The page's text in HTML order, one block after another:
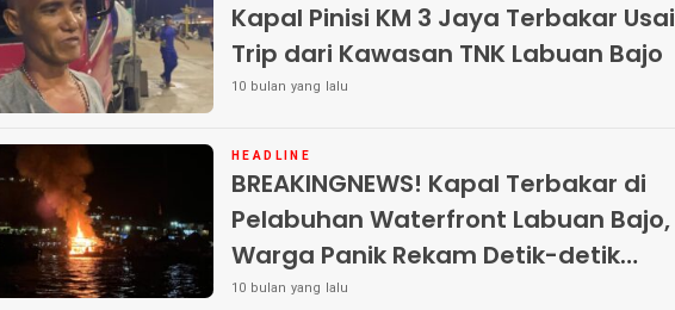
Kapal Pinisi KM 3 Jaya Terbakar Usai
Trip dari Kawasan TNK Labuan Bajo
10 bulan yang lalu
HEADLINE
BREAKINGNEWS! Kapal Terbakar di
Pelabuhan Waterfront Labuan Bajo,
Warga Panik Rekam Detik-detik
Kejadian
10 bulan yang lalu